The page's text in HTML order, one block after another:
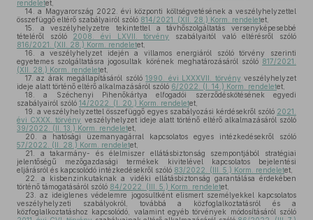
rendeletet,
14.
a Magyarország 2022. évi központi költségvetésének a veszélyhelyzettel
összefüggő eltérő szabályairól szóló 814/2021. (XII. 28.) Korm. rendeletet,
15.
a veszélyhelyzetre tekintettel a távhőszolgáltatás versenyképesebbé
tételéről szóló 2008. évi LXVII. törvény
szabályaitól való eltérésről szóló
816/2021. (XII. 28.) Korm. rendeletet,
16.
a veszélyhelyzet idején a villamos energiáról szóló törvény szerinti
egyetemes szolgáltatásra jogosultak körének meghatározásáról szóló 817/2021.
(XII. 28.) Korm. rendeletet,
17. az árak megállapításáról szóló1990. évi LXXXVII. törvény veszélyhelyzet
ideje alatt történő eltérő alkalmazásáról szóló 6/2022. (I. 14.) Korm. rendeletet,
18.
a Széchenyi Pihenőkártya elfogadói szerződéskötésének egyedi
szabályairól szóló 14/2022. (I. 20.) Korm. rendeletet,
19. a veszélyhelyzettel összefüggő egyes szabályozási kérdésekről szóló 2021.
évi CXXX. törvény veszélyhelyzet ideje alatt történő eltérő alkalmazásáról szóló
39/2022. (II. 13.) Korm. rendeletet,
20.
a hatósági üzemanyagárral kapcsolatos egyes intézkedésekről szóló
57/2022. (II. 28.) Korm. rendeletet,
21.
a takarmány- és élelmiszer ellátásbiztonság szempontjából stratégiai
jelentőségű mezőgazdasági termékek kivitelével kapcsolatos bejelentési
eljárásról és kapcsolódó intézkedésekről szóló 83/2022. (III. 5.) Korm. rendeletet,
22.
a kisbenzinkutaknak a vidéki ellátásbiztonság garantálása érdekében
történő támogatásáról szóló 84/2022. (III. 5.) Korm. rendeletet,
23.
az ideiglenes védelemre jogosultként elismert személyekkel kapcsolatos
veszélyhelyzeti szabályokról, továbbá a közfoglalkoztatásról és a
közfoglalkoztatáshoz kapcsolódó, valamint egyéb törvények módosításáról szóló